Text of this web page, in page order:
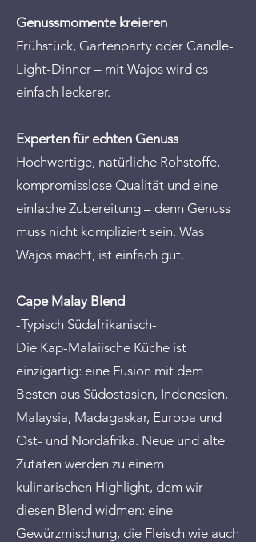
Genussmomente kreieren
Frühstück, Gartenparty oder Candle-
Light-Dinner – mit Wajos wird es
einfach leckerer.
Experten für echten Genuss
Hochwertige, natürliche Rohstoffe,
kompromisslose Qualität und eine
einfache Zubereitung – denn Genuss
muss nicht kompliziert sein. Was
Wajos macht, ist einfach gut.
Cape Malay Blend
-Typisch Südafrikanisch-
Die Kap-Malaiische Küche ist
einzigartig: eine Fusion mit dem
Besten aus Südostasien, Indonesien,
Malaysia, Madagaskar, Europa und
Ost- und Nordafrika. Neue und alte
Zutaten werden zu einem
kulinarischen Highlight, dem wir
diesen Blend widmen: eine
Gewürzmischung, die Fleisch wie auch